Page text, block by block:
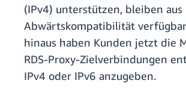
(IPv4) unterstützen, bleiben
Abwärtskompatibilität
hinaus haben Kunden jetzt die
RDS-Proxy-Zielverbindungen
IPv4 oder IPv6 anzugeben.